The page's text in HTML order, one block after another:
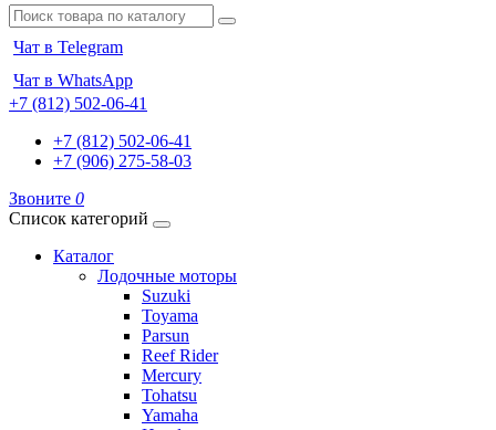
Чат в Telegram
Чат в WhatsApp
+7 (812) 502-06-41
+7 (812) 502-06-41
+7 (906) 275-58-03
Звоните 0
Список категорий
Каталог
Лодочные моторы
Suzuki
Toyama
Parsun
Reef Rider
Mercury
Tohatsu
Yamaha